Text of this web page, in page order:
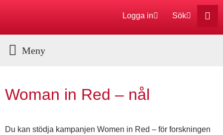
Logga in Sök
Woman in Red – nål
Du kan stödja kampanjen Women in Red – för forskningen